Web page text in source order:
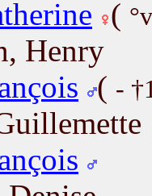
(
Henry
( -